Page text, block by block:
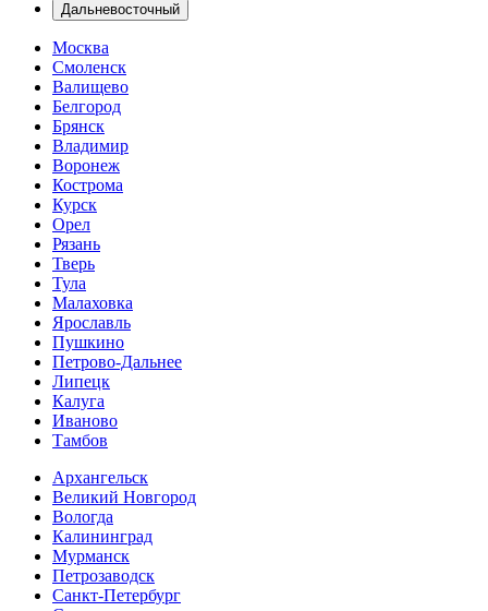
Дальневосточный
Москва
Смоленск
Валищево
Белгород
Брянск
Владимир
Воронеж
Кострома
Курск
Орел
Рязань
Тверь
Тула
Малаховка
Ярославль
Пушкино
Петрово-Дальнее
Липецк
Калуга
Иваново
Тамбов
Архангельск
Великий Новгород
Вологда
Калининград
Мурманск
Петрозаводск
Санкт-Петербург